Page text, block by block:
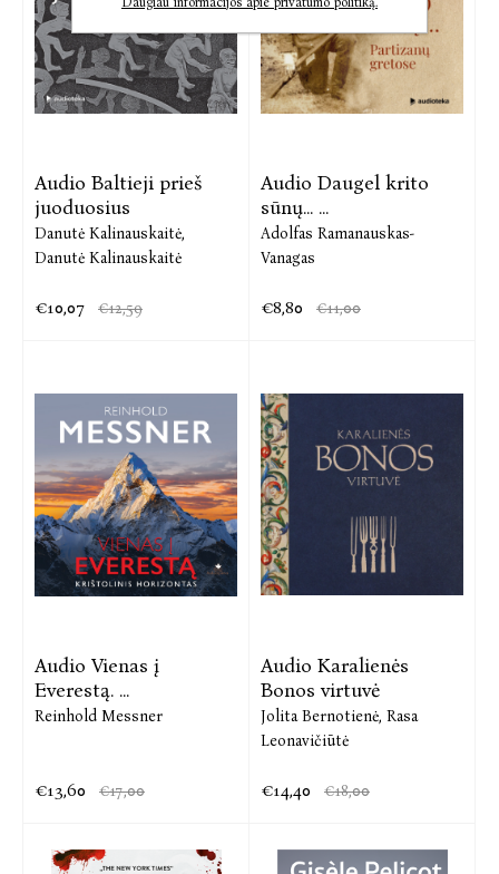
Audio Baltieji prieš
juoduosius
Danutė Kalinauskaitė,
Danutė Kalinauskaitė
€10,07 €12,59
Audio Daugel krito
sūnų... ...
Adolfas Ramanauskas-
Vanagas
€8,80 €11,00
Audio Vienas į
Everestą. ...
Reinhold Messner
€13,60 €17,00
Audio Karalienės
Bonos virtuvė
Jolita Bernotienė, Rasa
Leonavičiūtė
€14,40 €18,00